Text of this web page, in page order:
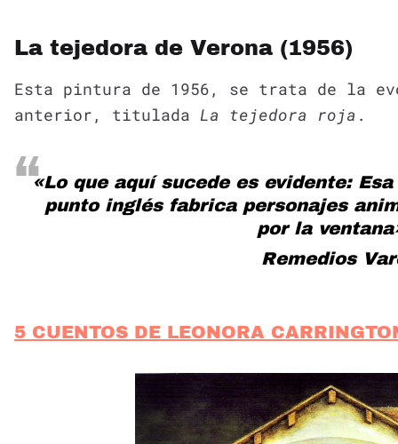
La tejedora de Verona (1956)
Esta pintura de 1956, se trata de la
anterior, titulada La tejedora roja .
«Lo que aquí sucede es evidente:
punto inglés fabrica personajes
por la
Remedios
5 CUENTOS DE LEONORA